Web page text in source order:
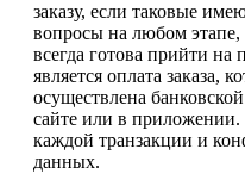
заказу, если таковые
вопросы на любом
всегда готова прийти
является оплата заказа,
осуществлена
сайте или в
каждой транзакции и
данных.